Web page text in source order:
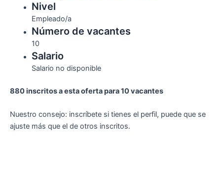
Nivel
Empleado/a
Número de vacantes
10
Salario
Salario no disponible
880 inscritos a esta oferta para 10 vacantes
Nuestro consejo: inscríbete si tienes el perfil, puede que se
ajuste más que el de otros inscritos.